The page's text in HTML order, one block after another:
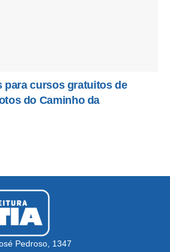
para cursos gratuitos de
do Caminho da
Pedroso, 1347